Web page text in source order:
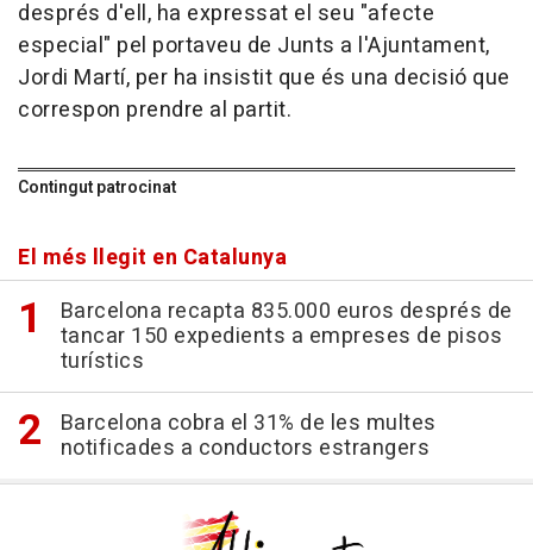
després d'ell, ha expressat el seu "afecte
especial" pel portaveu de Junts a l'Ajuntament,
Jordi Martí, per ha insistit que és una decisió que
correspon prendre al partit.
Contingut patrocinat
El més llegit en Catalunya
Barcelona recapta 835.000 euros després de
tancar 150 expedients a empreses de pisos
turístics
Barcelona cobra el 31% de les multes
notificades a conductors estrangers